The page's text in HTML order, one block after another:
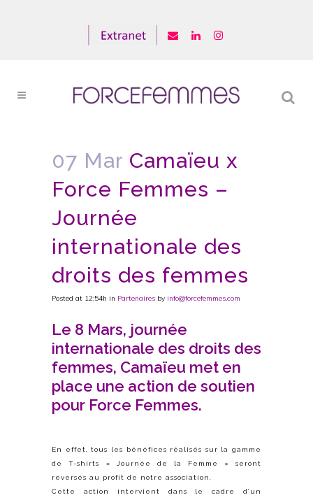
07 Mar Camaïeu x
Force Femmes –
Journée
internationale des
droits des femmes
Posted at 12:54h in Partenaires by info@forcefemmes.com
Le 8 Mars, journée
internationale des droits des
femmes, Camaïeu met en
place une action de soutien
pour Force Femmes.
En effet, tous les bénéfices réalisés sur la gamme
de T-shirts « Journée de la Femme » seront
reversés au profit de notre association.
Cette action intervient dans le cadre d’un